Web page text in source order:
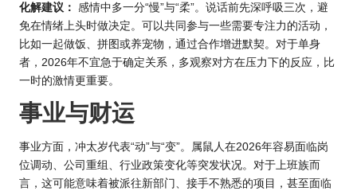
化解建议： 感情中多一分“慢”与“柔”。说话前先深呼吸三次，避
免在情绪上头时做决定。可以共同参与一些需要专注力的活动，
比如一起做饭、拼图或养宠物，通过合作增进默契。对于单身
者，2026年不宜急于确定关系，多观察对方在压力下的反应，比
一时的激情更重要。
事业与财运
事业方面，冲太岁代表“动”与“变”。属鼠人在2026年容易面临岗
位调动、公司重组、行业政策变化等突发状况。对于上班族而
言，这可能意味着被派往新部门、接手不熟悉的项目，甚至面临